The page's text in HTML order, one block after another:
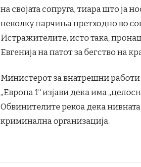
на својата сопруга, тиара што ја
неколку парчиња претходно во
Истражителите, исто така,
Евгенија на патот за бегство на
Министерот за внатрешни
„Европа 1“ изјави дека има
Обвинителите рекоа дека
криминална организација.